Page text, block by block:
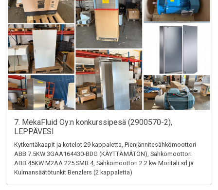
7. MekaFluid Oy:n konkurssipesä (2900570-2),
LEPPÄVESI
Kytkentäkaapit ja kotelot 29 kappaletta, Pienjännitesähkömoottori
ABB 7.5KW 3GAA164430-BDG (KÄYTTÄMÄTÖN), Sähkömoottori
ABB 45KW M2AA 225 SMB 4, Sähkömoottori 2.2 kw Moritali srl ja
Kulmansäätötunkit Benzlers (2 kappaletta)